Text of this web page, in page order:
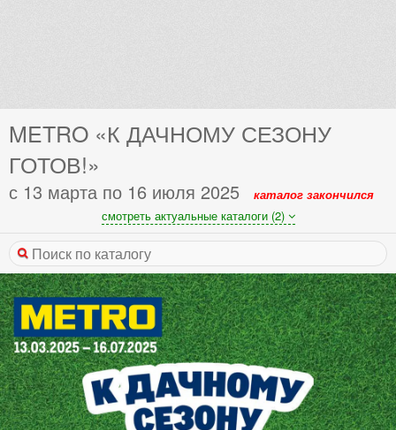
METRO «К ДАЧНОМУ СЕЗОНУ
ГОТОВ!»
с 13 марта по 16 июля 2025
каталог закончился
смотреть актуальные каталоги (2)